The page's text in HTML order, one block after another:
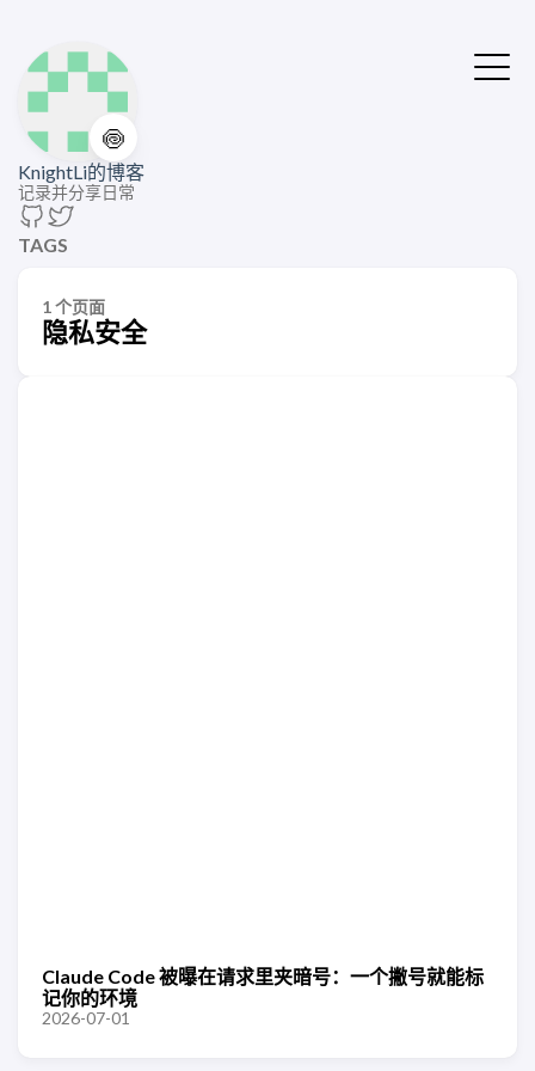
🍥
KnightLi的博客
记录并分享日常
TAGS
1 个页面
隐私安全
Claude Code 被曝在请求里夹暗号：一个撇号就能标
记你的环境
2026-07-01